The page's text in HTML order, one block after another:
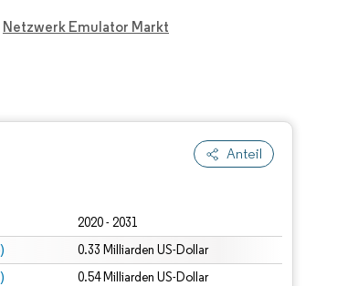
Netzwerk Emulator Markt
Anteil
2020 - 2031
0.33 Milliarden US-Dollar
0.54 Milliarden US-Dollar